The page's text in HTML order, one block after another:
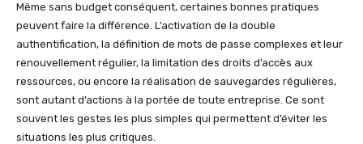
Même sans budget conséquent, certaines bonnes pratiques
peuvent faire la différence. L’activation de la double
authentification, la définition de mots de passe complexes et leur
renouvellement régulier, la limitation des droits d’accès aux
ressources, ou encore la réalisation de sauvegardes régulières,
sont autant d’actions à la portée de toute entreprise. Ce sont
souvent les gestes les plus simples qui permettent d’éviter les
situations les plus critiques.